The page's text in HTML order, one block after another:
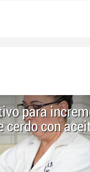
para
cerdo con